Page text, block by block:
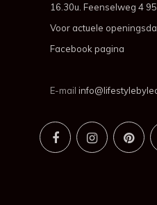
16.30u. Feenselweg 4
Voor actuele
Facebook pagina
E-mail